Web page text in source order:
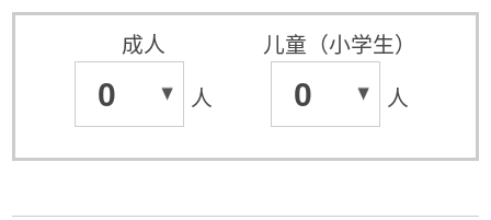
成人
0 人
儿童（小学生）
0 人